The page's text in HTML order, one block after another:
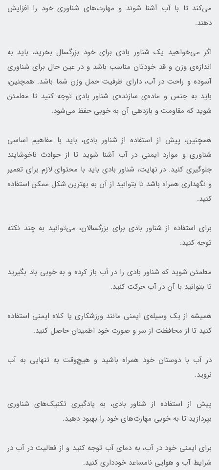
می‌کند تا با آب آشنا شوند و مهارت‌های شناوری خود را افزایش
دهند.
اگر می‌خواهید یک شناور بادی برای خود بزرگسال بخرید، باید به
اندازه‌ی وزن و قد خودتان مناسب باشد و در عین حال برای شناوری
آسوده و راحت در آب، دارای ظرفیت حمل وزن شما باشد. همچنین،
باید به جنس و ماده‌ی سازنده‌ی شناور بادی توجه کنید تا مطمئن
شوید که مقاومت و بازدهی آن به خوبی حفظ می‌شود.
همچنین، پیش از استفاده از شناور بادی، باید با مفاهیم اساسی
شناوری و موارد ایمنی در آب آشنا شوید تا از حوادث ناخوشایند
جلوگیری کنید. در نهایت، شناور بادی باید با محتوای لازم برای تعمیر
و نگهداری همراه باشد تا بتوانید از آن به بهترین شکل ممکن استفاده
کنید.
برای استفاده از شناور بادی برای بزرگسالان، می‌توانید به چند نکته
توجه کنید:
مطمئن شوید که شناور بادی را در آب باز کرده و به خوبی باد بگیرید
تا بتوانید با آن در آب حرکت کنید.
همیشه از یک وسیله‌ی ایمنی مانند ورزشکاری یا کلاه ایمنی استفاده
کنید تا از محافظت از سر و صورت خود اطمینان حاصل کنید.
در آب با دوستان خود همراه باشید و هیچ‌وقت به تنهایی به آب
نروید.
پیش از استفاده از شناور بادی، به یادگیری تکنیک‌های شناوری
بپردازید تا به خوبی مهارت‌های خود را بهبود دهید.
برای ایمنی خود در آب، به دمای آب توجه کنید و از فعالیت در آب در
شرایط آب و هوایی نامساعد خودداری کنید.